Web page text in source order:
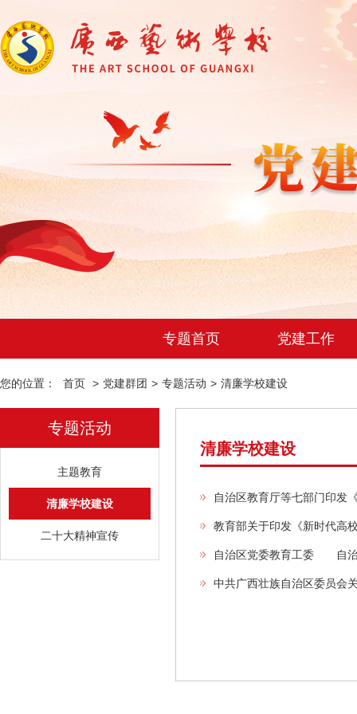
专题首页 党建工作
您的位置： 首页 > 党建群团 > 专题活动 > 清廉学校建设
专题活动
主题教育
清廉学校建设
二十大精神宣传
清廉学校建设
自治区教育厅等七部门印发
教育部关于印发《新时代高
自治区党委教育工委 自治
中共广西壮族自治区委员会